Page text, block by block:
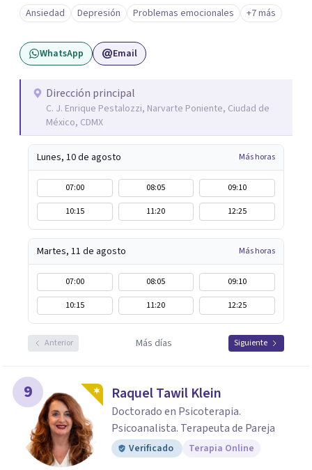
Ansiedad Depresión Problemas emocionales +7 más
WhatsApp Email
Dirección principal
C. J. Enrique Pestalozzi, Narvarte Poniente, Ciudad de
México, CDMX
Lunes, 10 de agosto Más horas
07:00 08:05
09:10
10:15
11:20 12:25
Martes, 11 de agosto Más horas
07:00 08:05
09:10
10:15
11:20 12:25
Anterior Más días Siguiente
9 Raquel Tawil Klein
Doctorado en Psicoterapia.
Psicoanalista. Terapeuta de Pareja
Verificado Terapia Online